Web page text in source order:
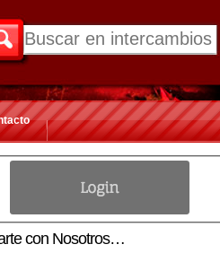
con Nosotros…